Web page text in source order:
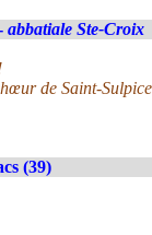
abbatiale Ste-Croix
de Saint-
(39)